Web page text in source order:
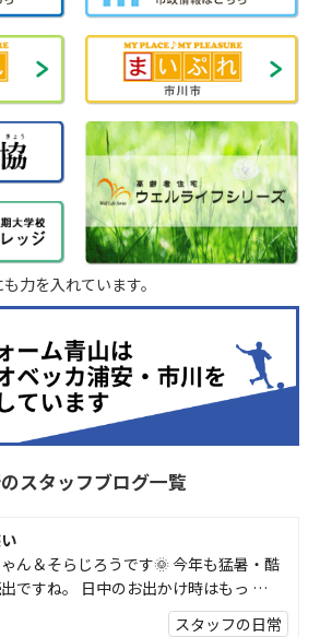
力を入れています。
スタッフブログ一覧
ん＆そらじろうです🌞 今年も猛暑・酷
ですね。 日中のお出かけ時はもっ …
スタッフの日常